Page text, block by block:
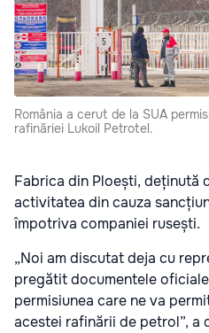
România a cerut de la SUA
rafinăriei Lukoil Petrotel.
Fabrica din Ploești, deținută
activitatea din cauza
împotriva companiei rusești.
„Noi am discutat deja cu
pregătit documentele
permisiunea care ne va
acestei rafinării de petrol”, a